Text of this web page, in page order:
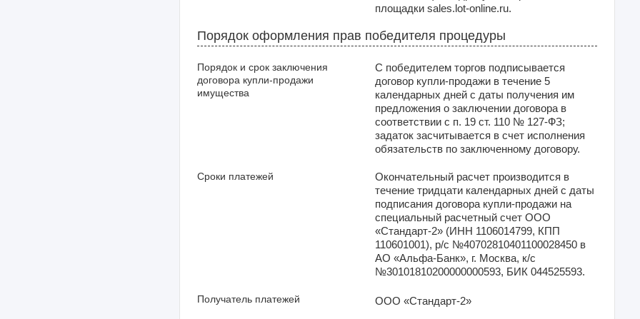
площадки sales.lot-online.ru.
Порядок оформления прав победителя процедуры
Порядок и срок заключения
договора купли-продажи
имущества
С победителем торгов подписывается
договор купли-продажи в течение 5
календарных дней с даты получения им
предложения о заключении договора в
соответствии с п. 19 ст. 110 № 127-ФЗ;
задаток засчитывается в счет исполнения
обязательств по заключенному договору.
Сроки платежей
Окончательный расчет производится в
течение тридцати календарных дней с даты
подписания договора купли-продажи на
специальный расчетный счет ООО
«Стандарт-2» (ИНН 1106014799, КПП
110601001), р/с №40702810401100028450 в
АО «Альфа-Банк», г. Москва, к/с
№30101810200000000593, БИК 044525593.
Получатель платежей ООО «Стандарт-2»